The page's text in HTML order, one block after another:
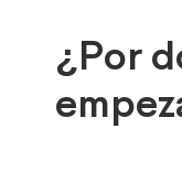
¿Por